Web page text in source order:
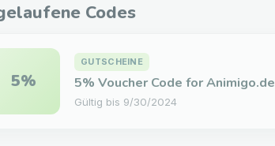
Codes
5%
GUTSCHEINE
5% Voucher Code for Animigo.de
Gültig bis 9/30/2024